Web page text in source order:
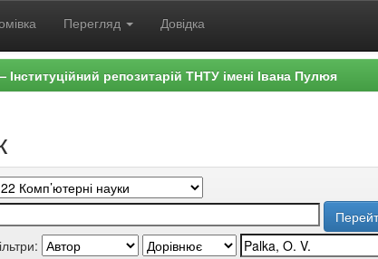
Перегляд Довідка
Інституційний репозитарій ТНТУ імені Івана Пулюя